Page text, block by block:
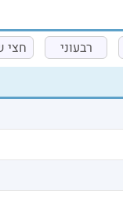
רבעוני חצי